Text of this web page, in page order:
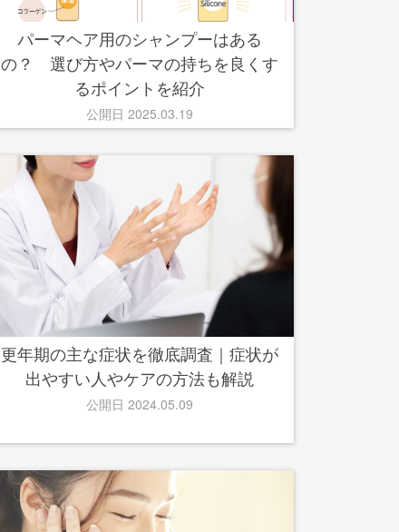
パーマヘア用のシャンプーはある
の？ 選び方やパーマの持ちを良くす
るポイントを紹介
公開日 2025.03.19
更年期の主な症状を徹底調査｜症状が
出やすい人やケアの方法も解説
公開日 2024.05.09